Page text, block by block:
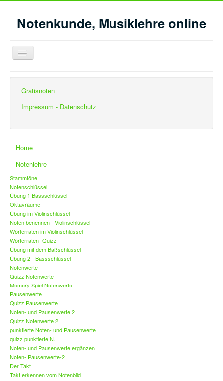
Notenkunde, Musiklehre online
Navigation
an/aus
Gehörbildung Intervalle - Feinbestimmung
Gratisnoten
Impressum - Datenschutz
Home
Notenlehre
Stammtöne
Notenschlüssel
Übung 1 Bassschlüssel
Oktavräume
Übung im Violinschlüssel
Noten benennen - Violinschlüssel
Wörterraten im Violinschlüssel
Wörterraten- Quizz
Übung mit dem Baßschlüssel
Übung 2 - Bassschlüssel
Notenwerte
Quizz Notenwerte
Memory Spiel Notenwerte
Pausenwerte
Quizz Pausenwerte
Noten- und Pausenwerte 2
Quizz Notenwerte 2
punktierte Noten- und Pausenwerte
quizz punktierte N.
Noten- und Pausenwerte ergänzen
Noten- Pausenwerte-2
Der Takt
Takt erkennen vom Notenbild